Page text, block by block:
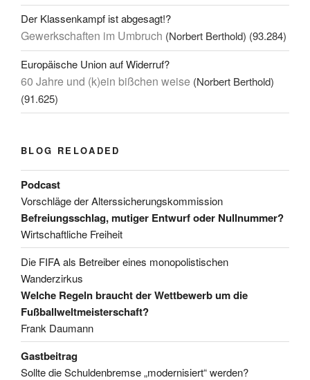
Der Klassenkampf ist abgesagt!?
Gewerkschaften im Umbruch (Norbert Berthold) (93.284)
Europäische Union auf Widerruf?
60 Jahre und (k)ein bißchen weise (Norbert Berthold)
(91.625)
BLOG RELOADED
Podcast
Vorschläge der Alterssicherungskommission
Befreiungsschlag, mutiger Entwurf oder Nullnummer?
Wirtschaftliche Freiheit
Die FIFA als Betreiber eines monopolistischen
Wanderzirkus
Welche Regeln braucht der Wettbewerb um die
Fußballweltmeisterschaft?
Frank Daumann
Gastbeitrag
Sollte die Schuldenbremse „modernisiert“ werden?